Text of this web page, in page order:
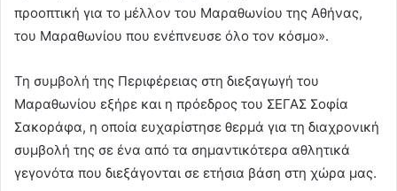
προοπτική για το μέλλον του Μαραθωνίου της Αθήνας,
του Μαραθωνίου που ενέπνευσε όλο τον κόσμο».
Τη συμβολή της Περιφέρειας στη διεξαγωγή του
Μαραθωνίου εξήρε και η πρόεδρος του ΣΕΓΑΣ Σοφία
Σακοράφα, η οποία ευχαρίστησε θερμά για τη διαχρονική
συμβολή της σε ένα από τα σημαντικότερα αθλητικά
γεγονότα που διεξάγονται σε ετήσια βάση στη χώρα μας.